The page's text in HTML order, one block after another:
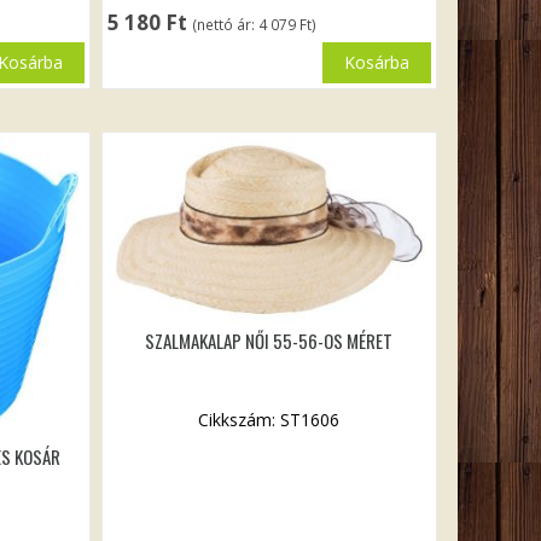
5 180 Ft (nettó ár: 4 079 Ft)
Kosárba
KOSÁR
SZALMAKALAP NŐI 55-56-OS MÉRET
Cikkszám: ST1606